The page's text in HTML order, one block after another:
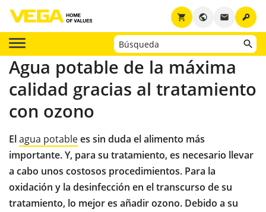
key
email
public
shopping_cart
Agua potable de la máxima
calidad gracias al tratamiento
con ozono
Elagua potablees sin duda el alimento más
importante. Y, para su tratamiento, es necesario llevar
a cabo unos costosos procedimientos. Para la
oxidación y la desinfección en el transcurso de su
tratamiento, lo mejor es añadir ozono. Debido a su